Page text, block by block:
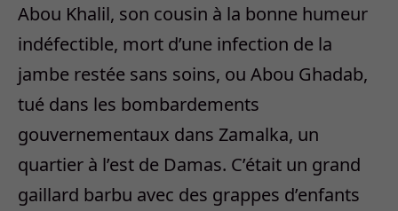
Abou Khalil, son cousin à la bonne humeur
indéfectible, mort d’une infection de la
jambe restée sans soins, ou Abou Ghadab,
tué dans les bombardements
gouvernementaux dans Zamalka, un
quartier à l’est de Damas. C’était un grand
gaillard barbu avec des grappes d’enfants